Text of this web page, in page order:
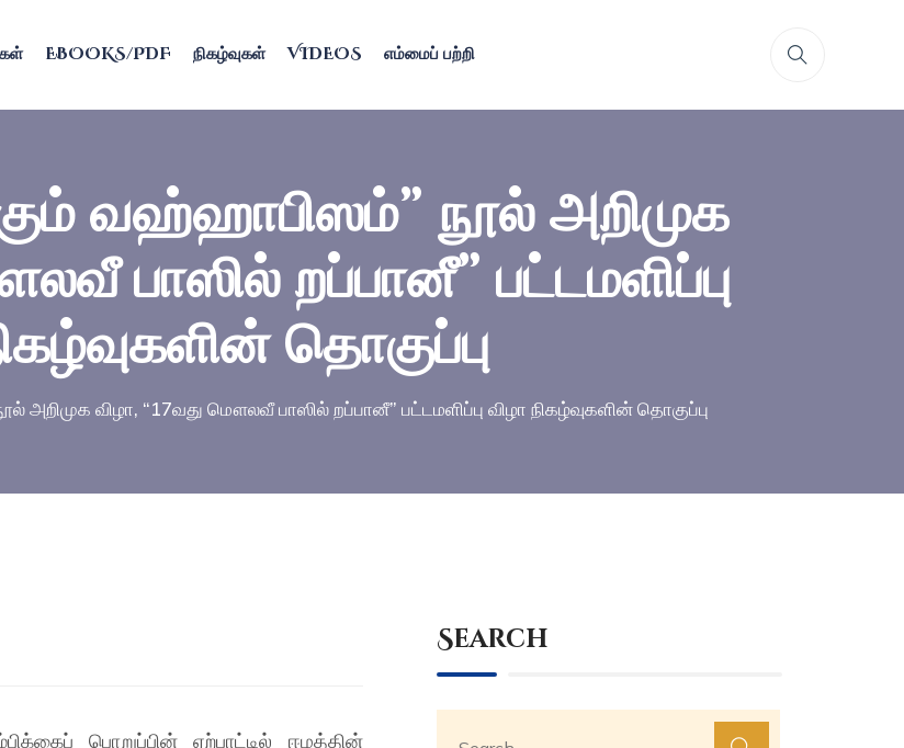
EBOOKS/PDF நிகழ்வுகள் VIDEOS எம்மைப் பற்றி
வஹ்ஹாபிஸம்” நூல் அறிமுக
பாஸில் றப்பானீ” பட்டமளிப்பு
தொகுப்பு
விழா, “17வது மௌலவீ பாஸில் றப்பானீ” பட்டமளிப்பு விழா நிகழ்வுகளின் தொகுப்பு
பொறுப்பின் ஏற்பாட்டில் ஈழத்தின்
Search